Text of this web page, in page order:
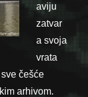
aviju
zatvar
a svoja
vrata
češće
arhivom.